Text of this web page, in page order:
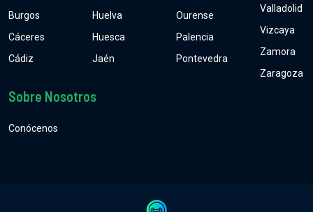
Burgos
Cáceres
Cádiz
Huelva
Huesca
Jaén
Ourense
Palencia
Pontevedra
Valladolid
Vizcaya
Zamora
Zaragoza
Sobre Nosotros
Conócenos